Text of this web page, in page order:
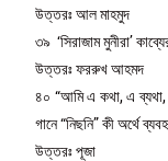
উত্তরঃ আল মাহমুদ
৩৯ ‘সিরাজাম মুনীরা’
উত্তরঃ ফররুখ আহমদ
৪০ “আমি এ কথা, এ ব্যথা,
গানে “নিছনি” কী অর্থে
উত্তরঃ পূজা